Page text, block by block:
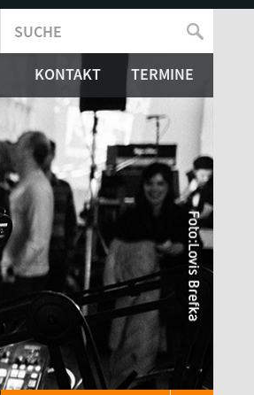
SUCHFORMULAR
SUCHE
KONTAKT TERMINE